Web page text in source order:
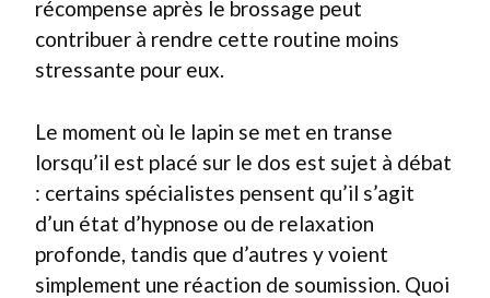
récompense après le brossage peut
contribuer à rendre cette routine moins
stressante pour eux.
Le moment où le lapin se met en transe
lorsqu’il est placé sur le dos est sujet à débat
: certains spécialistes pensent qu’il s’agit
d’un état d’hypnose ou de relaxation
profonde, tandis que d’autres y voient
simplement une réaction de soumission. Quoi